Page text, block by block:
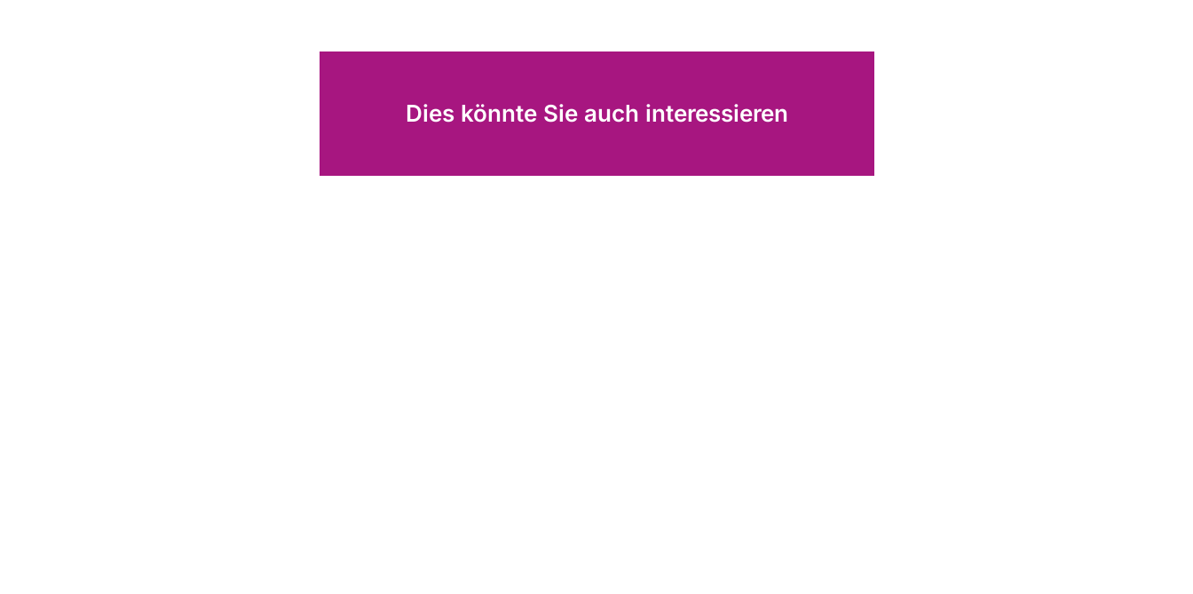
Dies könnte Sie auch interessieren